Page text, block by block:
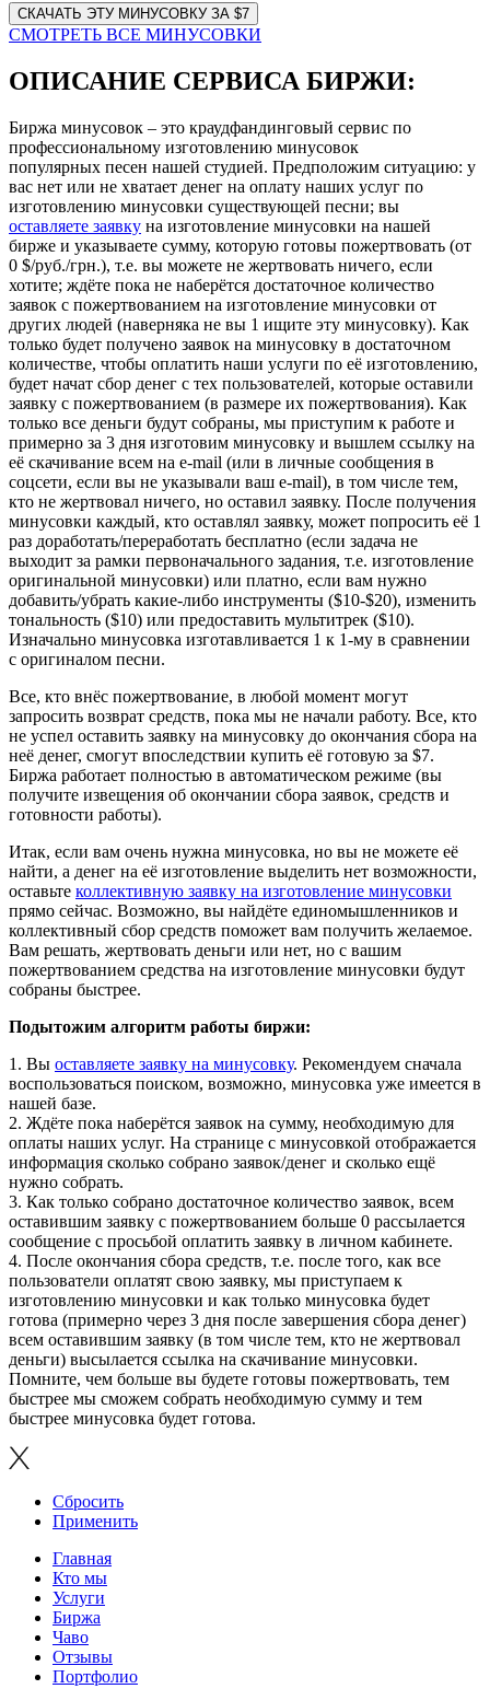
Website
URL
СМОТРЕТЬ ВСЕ МИНУСОВКИ
ОПИСАНИЕ СЕРВИСА БИРЖИ:
Биржа минусовок – это краудфандинговый сервис по
профессиональному изготовлению минусовок
популярных песен нашей студией. Предположим ситуацию: у
вас нет или не хватает денег на оплату наших услуг по
изготовлению минусовки существующей песни; вы
оставляете заявку на изготовление минусовки на нашей
бирже и указываете сумму, которую готовы пожертвовать (от
0 $/руб./грн.), т.е. вы можете не жертвовать ничего, если
хотите; ждёте пока не наберётся достаточное количество
заявок с пожертвованием на изготовление минусовки от
других людей (наверняка не вы 1 ищите эту минусовку). Как
только будет получено заявок на минусовку в достаточном
количестве, чтобы оплатить наши услуги по её изготовлению,
будет начат сбор денег с тех пользователей, которые оставили
заявку с пожертвованием (в размере их пожертвования). Как
только все деньги будут собраны, мы приступим к работе и
примерно за 3 дня изготовим минусовку и вышлем ссылку на
её скачивание всем на e-mail (или в личные сообщения в
соцсети, если вы не указывали ваш e-mail), в том числе тем,
кто не жертвовал ничего, но оставил заявку. После получения
минусовки каждый, кто оставлял заявку, может попросить её 1
раз доработать/переработать бесплатно (если задача не
выходит за рамки первоначального задания, т.е. изготовление
оригинальной минусовки) или платно, если вам нужно
добавить/убрать какие-либо инструменты ($10-$20), изменить
тональность ($10) или предоставить мультитрек ($10).
Изначально минусовка изготавливается 1 к 1-му в сравнении
с оригиналом песни.
Все, кто внёс пожертвование, в любой момент могут
запросить возврат средств, пока мы не начали работу. Все, кто
не успел оставить заявку на минусовку до окончания сбора на
неё денег, смогут впоследствии купить её готовую за $7.
Биржа работает полностью в автоматическом режиме (вы
получите извещения об окончании сбора заявок, средств и
готовности работы).
Итак, если вам очень нужна минусовка, но вы не можете её
найти, а денег на её изготовление выделить нет возможности,
оставьте коллективную заявку на изготовление минусовки
прямо сейчас. Возможно, вы найдёте единомышленников и
коллективный сбор средств поможет вам получить желаемое.
Вам решать, жертвовать деньги или нет, но с вашим
пожертвованием средства на изготовление минусовки будут
собраны быстрее.
Подытожим алгоритм работы биржи:
1. Вы оставляете заявку на минусовку. Рекомендуем сначала
воспользоваться поиском, возможно, минусовка уже имеется в
нашей базе.
2. Ждёте пока наберётся заявок на сумму, необходимую для
оплаты наших услуг. На странице с минусовкой отображается
информация сколько собрано заявок/денег и сколько ещё
нужно собрать.
3. Как только собрано достаточное количество заявок, всем
оставившим заявку с пожертвованием больше 0 рассылается
сообщение с просьбой оплатить заявку в личном кабинете.
4. После окончания сбора средств, т.е. после того, как все
пользователи оплатят свою заявку, мы приступаем к
изготовлению минусовки и как только минусовка будет
готова (примерно через 3 дня после завершения сбора денег)
всем оставившим заявку (в том числе тем, кто не жертвовал
деньги) высылается ссылка на скачивание минусовки.
Помните, чем больше вы будете готовы пожертвовать, тем
быстрее мы сможем собрать необходимую сумму и тем
быстрее минусовка будет готова.
Сбросить
Применить
Главная
Кто мы
Услуги
Биржа
Чаво
Отзывы
Портфолио